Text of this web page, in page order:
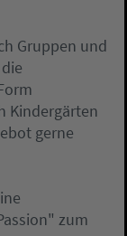
Gruppen und
Kindergärten
gerne
zum